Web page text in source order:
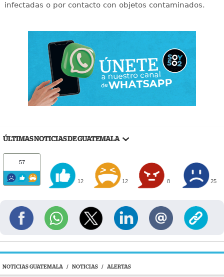
infectadas o por contacto con objetos contaminados.
ÚLTIMAS NOTICIAS DE GUATEMALA
57
12 12 8 25
NOTICIAS GUATEMALA / NOTICIAS / ALERTAS